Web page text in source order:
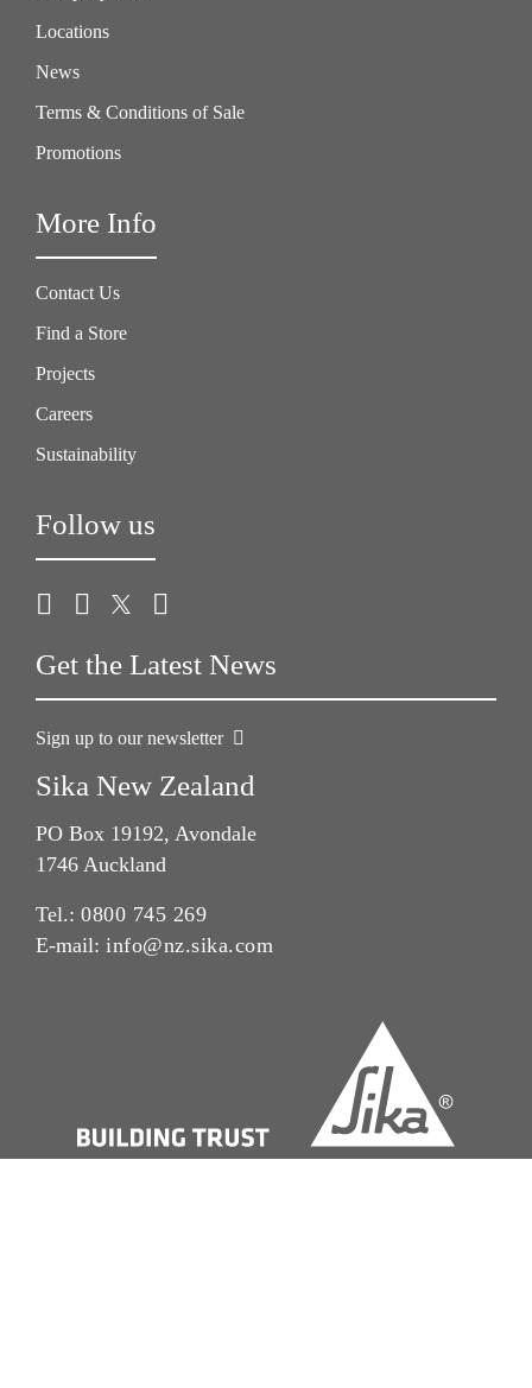
Locations
News
Terms & Conditions of Sale
Promotions
More Info
Contact Us
Find a Store
Projects
Careers
Sustainability
Follow us
Get the Latest News
Sign up to our newsletter
Sika New Zealand
PO Box 19192, Avondale
1746 Auckland
Tel.: 0800 745 269
E-mail: info@nz.sika.com